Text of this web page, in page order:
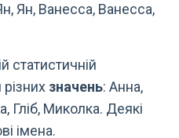
Ян, Ванесса, Ванесса,
статистичній
значень: Анна,
Гліб, Миколка. Деякі
імена.